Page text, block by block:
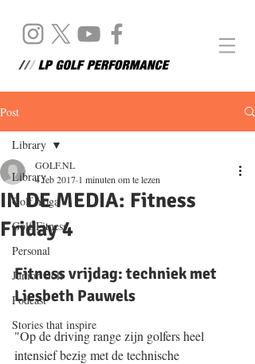
Post
Library
Golf Yoga
Golf Fitness
Personal
Junior Golf
Podcast
Stories that inspire
Library
IN DE MEDIA: Fitness
Friday 4
GOLF.NL
4 feb 2017 1 minuten om te lezen
Fitness vrijdag: techniek met
Liesbeth Pauwels
"Op de driving range zijn golfers heel
intensief bezig met de technische